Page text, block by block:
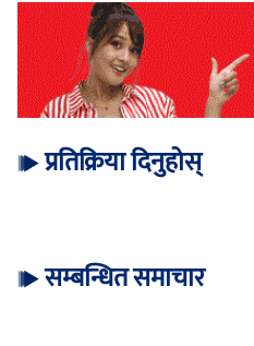
प्रतिक्रिया दिनुहोस्
सम्बन्धित समाचार